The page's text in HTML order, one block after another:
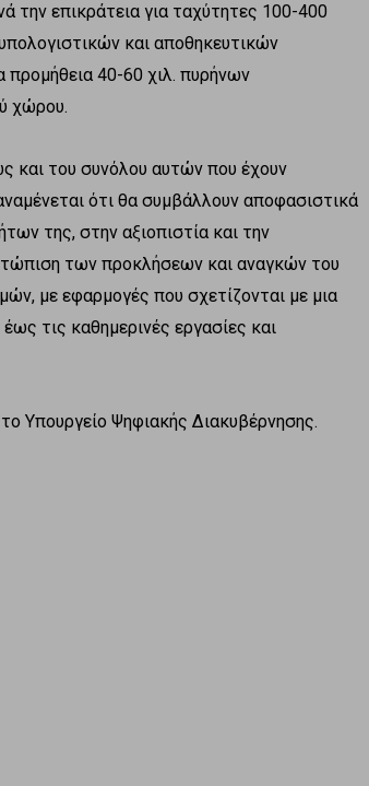
την επικράτεια για ταχύτητες 100-400
και αποθηκευτικών
40-60 χιλ. πυρήνων
χώρου.
και του συνόλου αυτών που έχουν
ότι θα συμβάλλουν αποφασιστικά
της, στην αξιοπιστία και την
των προκλήσεων και αναγκών του
με εφαρμογές που σχετίζονται με μια
τις καθημερινές εργασίες και
Υπουργείο Ψηφιακής Διακυβέρνησης.